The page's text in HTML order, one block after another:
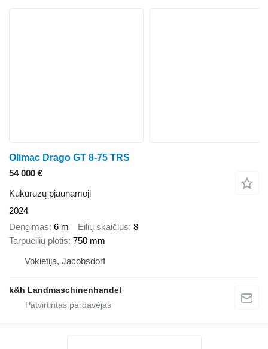
Olimac Drago GT 8-75 TRS
54 000 €
Kukurūzų pjaunamoji
2024
Dengimas 6 m Eilių skaičius 8
Tarpueilių plotis 750 mm
Vokietija, Jacobsdorf
k&h Landmaschinenhandel